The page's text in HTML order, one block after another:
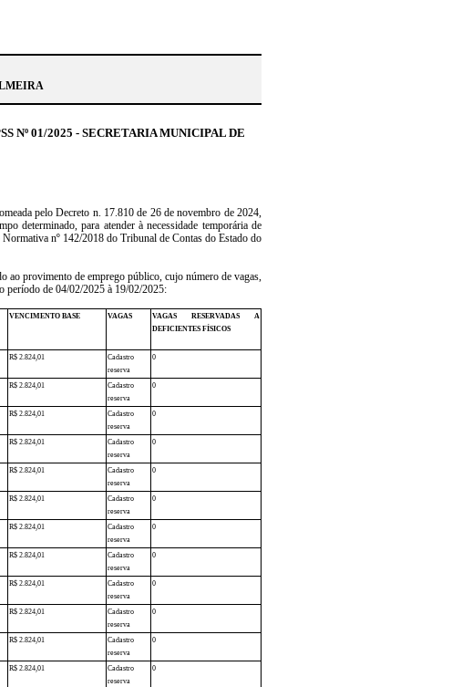
Nº 01/2025 - SECRETARIA MUNICIPAL DE
pelo Decreto n. 17.810 de 26 de novembro de 2024,
determinado, para atender à necessidade temporária de
nº 142/2018 do Tribunal de Contas do Estado do
ao provimento de emprego público, cujo número de vagas,
período de 04/02/2025 à 19/02/2025:
VENCIMENTO BASE VAGAS
VAGAS RESERVADAS A
DEFICIENTES FÍSICOS
R$ 2.824,01
Cadastro
reserva
0
R$ 2.824,01
Cadastro
reserva
0
R$ 2.824,01
Cadastro
reserva
0
R$ 2.824,01
Cadastro
reserva
0
R$ 2.824,01
Cadastro
reserva
0
R$ 2.824,01
Cadastro
reserva
0
R$ 2.824,01
Cadastro
reserva
0
R$ 2.824,01
Cadastro
reserva
0
R$ 2.824,01
Cadastro
reserva
0
R$ 2.824,01
Cadastro
reserva
0
R$ 2.824,01
Cadastro
reserva
0
R$ 2.824,01
Cadastro
reserva
0